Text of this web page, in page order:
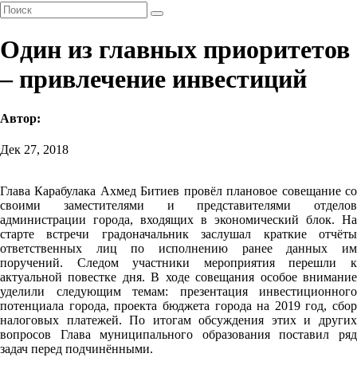
Один из главных приоритетов
– привлечение инвестиций
Автор:
Дек 27, 2018
Глава Карабулака Ахмед Битиев провёл плановое совещание со
своими заместителями и представителями отделов
администрации города, входящих в экономический блок. На
старте встречи градоначальник заслушал краткие отчёты
ответственных лиц по исполнению ранее данных им
поручений. Следом участники мероприятия перешли к
актуальной повестке дня. В ходе совещания особое внимание
уделили следующим темам: презентация инвестиционного
потенциала города, проекта бюджета города на 2019 год, сбор
налоговых платежей. По итогам обсуждения этих и других
вопросов Глава муниципального образования поставил ряд
задач перед подчинёнными.